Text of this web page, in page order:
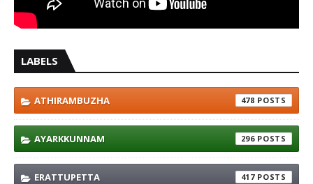
LABELS
ATHIRAMBUZHA 478
AYARKKUNNAM 296
ERATTUPETTA 417